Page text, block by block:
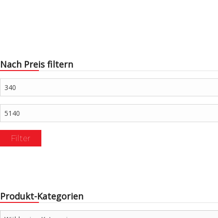
Nach Preis filtern
Min.
Preis
Max.
Preis
Filter
Produkt-Kategorien